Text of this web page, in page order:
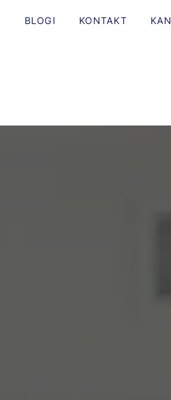
BLOGI KONTAKT